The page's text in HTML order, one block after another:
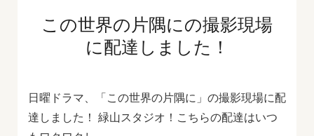
この世界の片隅にの撮影現場
に配達しました！
日曜ドラマ、「この世界の片隅に」の撮影現場に配
達しました！ 緑山スタジオ！こちらの配達はいつ